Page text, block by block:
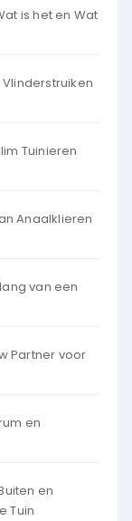
is het en Wat
Tuinieren
Anaalklieren
van een
Partner voor
en
en
Tuin